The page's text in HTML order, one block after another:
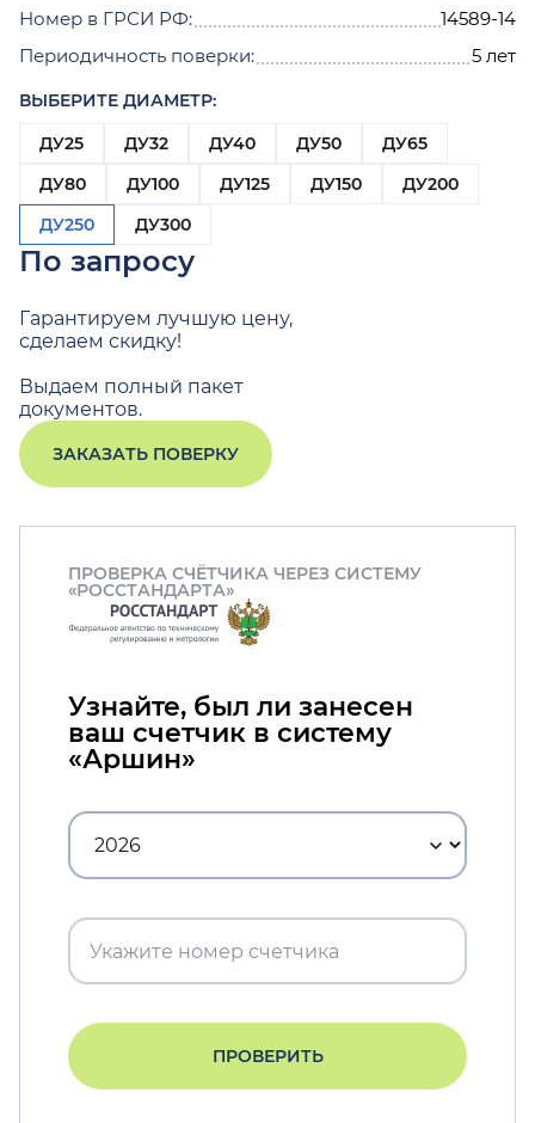
Номер в ГРСИ РФ:
14589-14
Периодичность поверки:
5 лет
ВЫБЕРИТЕ ДИАМЕТР:
ДУ25
ДУ32 ДУ40 ДУ50
ДУ65
ДУ80
ДУ100 ДУ125 ДУ150
ДУ200
ДУ250
ДУ300
По запросу
Гарантируем лучшую цену,
сделаем скидку!
Выдаем полный пакет
документов.
ЗАКАЗАТЬ ПОВЕРКУ
ПРОВЕРКА СЧЁТЧИКА ЧЕРЕЗ СИСТЕМУ
«РОССТАНДАРТА»
Узнайте, был ли занесен
ваш счетчик в систему
«Аршин»
ПРОВЕРИТЬ